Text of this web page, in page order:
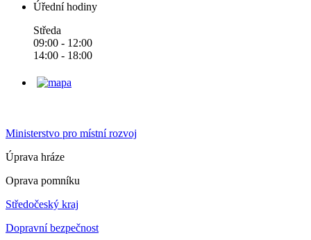
Úřední hodiny
Středa
09:00 - 12:00
14:00 - 18:00
Ministerstvo pro místní rozvoj
Úprava hráze
Oprava pomníku
Středočeský kraj
Dopravní bezpečnost